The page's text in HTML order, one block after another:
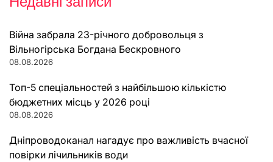
Війна забрала 23-річного добровольця з
Вільногірська Богдана Бескровного
08.08.2026
Топ-5 спеціальностей з найбільшою кількістю
бюджетних місць у 2026 році
08.08.2026
Дніпроводоканал нагадує про важливість вчасної
повірки лічильників води